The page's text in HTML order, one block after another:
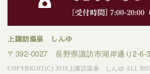
・チェックイン15時、チェックアウト
【お食事】
・朝夕個室料亭で個室食
・夕食は地産地消の創作和会席 美湖膳
上諏訪温泉 しんゆ
〒392-0027 長野県諏訪市湖岸通り2-6-
COPYRIGHT(C) 2018上諏訪温泉 しんゆ ALL